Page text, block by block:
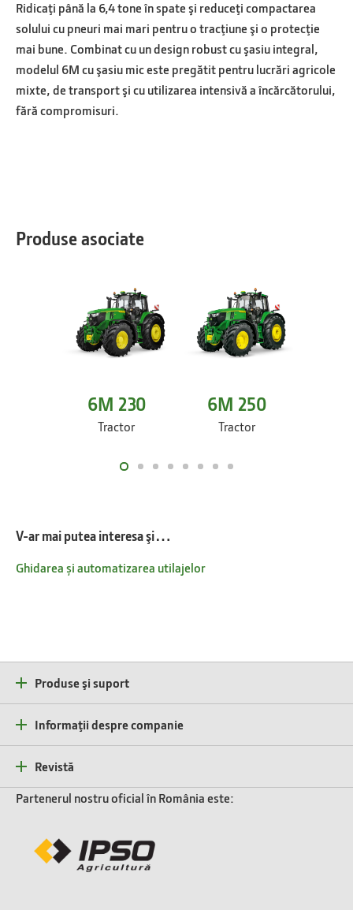
Ridicaţi până la 6,4 tone în spate şi reduceţi compactarea
solului cu pneuri mai mari pentru o tracţiune şi o protecţie
mai bune. Combinat cu un design robust cu şasiu integral,
modelul 6M cu şasiu mic este pregătit pentru lucrări agricole
mixte, de transport şi cu utilizarea intensivă a încărcătorului,
fără compromisuri.
Produse asociate
6M 230
Tractor
6M 250
Tractor
V-ar mai putea interesa şi…
Ghidarea și automatizarea utilajelor
Produse şi suport
Informaţii despre companie
Revistă
Partenerul nostru oficial în România este: